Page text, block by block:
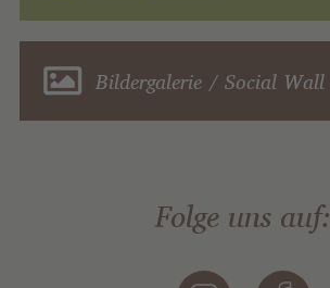
Bildergalerie / Social Wall
Folge uns auf: